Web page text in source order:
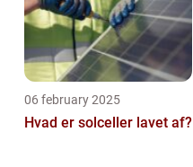
06 february 2025
Hvad er solceller lavet af?